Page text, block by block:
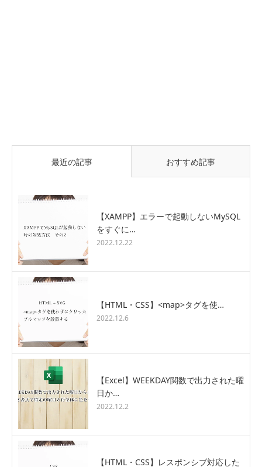
最近の記事 おすすめ記事
【XAMPP】エラーで起動しないMySQL
をすぐに…
2022.12.22
【HTML・CSS】<map>タグを使…
2022.12.6
【Excel】WEEKDAY関数で出力された曜
日か…
2022.12.2
【HTML・CSS】レスポンシブ対応した